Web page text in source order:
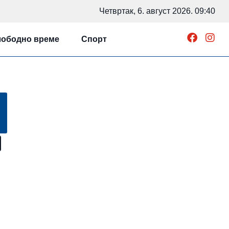
Четвртак, 6. август 2026. 09:40
време Спорт